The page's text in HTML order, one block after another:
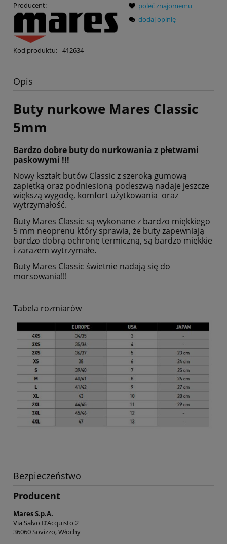
Producent:
Kod produktu: 412634
poleć znajomemu
dodaj opinię
Opis
Buty nurkowe Mares Classic
5mm
Bardzo dobre buty do nurkowania z płetwami
paskowymi !!!
Nowy kształt butów Classic z szeroką gumową
zapiętką oraz podniesioną podeszwą nadaje jeszcze
większą wygodę, komfort użytkowania oraz
wytrzymałość.
Buty Mares Classic są wykonane z bardzo miękkiego
5 mm neoprenu który sprawia, że buty zapewniają
bardzo dobrą ochronę termiczną, są bardzo miękkie
i zarazem wytrzymałe.
Buty Mares Classic świetnie nadają się do
morsowania!!!
Tabela rozmiarów
Bezpieczeństwo
Producent
Mares S.p.A.
Via Salvo D’Acquisto 2
36060 Sovizzo, Włochy